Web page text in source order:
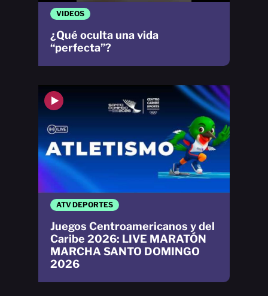
VIDEOS
¿Qué oculta una vida
“perfecta”?
ATV DEPORTES
Juegos Centroamericanos y del
Caribe 2026: LIVE MARATÓN
MARCHA SANTO DOMINGO
2026